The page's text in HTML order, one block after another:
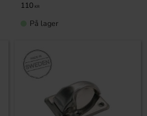
110 KR
På lager